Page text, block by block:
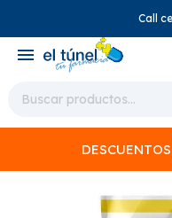
Call
menu
DESCUENTOS
close